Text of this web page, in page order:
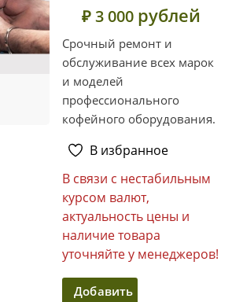
₽ 3 000 рублей
Срочный ремонт и
обслуживание всех марок
и моделей
профессионального
кофейного оборудования.
В избранное
В связи с нестабильным
курсом валют,
актуальность цены и
наличие товара
уточняйте у менеджеров!
Добавить